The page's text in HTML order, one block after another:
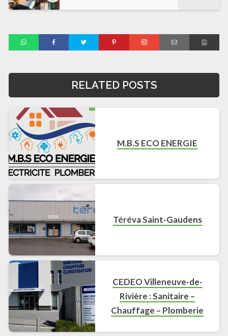
RELATED POSTS
M.B.S ECO ENERGIE
Téréva Saint-Gaudens
CEDEO Villeneuve-de-
Rivière : Sanitaire –
Chauffage – Plomberie